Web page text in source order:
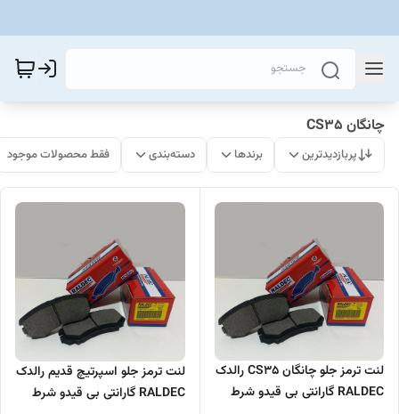
چانگان CS35
پربازدیدترین برندها دسته‌بندی فقط محصولات موجود
لنت ترمز جلو چانگان CS35 رالدک
RALDEC گارانتی بی قیدو شرط
لنت ترمز جلو اسپرتیچ قدیم رالدک
RALDEC گارانتی بی قیدو شرط